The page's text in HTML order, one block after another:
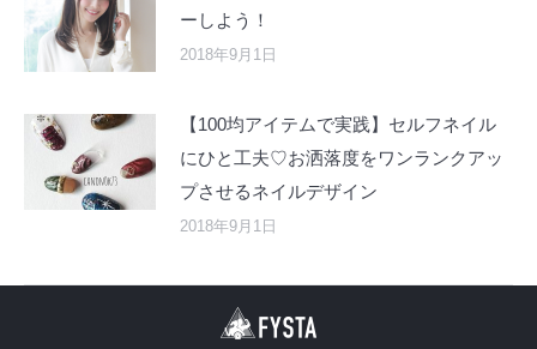
ーしよう！
2018年9月1日
【100均アイテムで実践】セルフネイル
にひと工夫♡お洒落度をワンランクアッ
プさせるネイルデザイン
2018年9月1日